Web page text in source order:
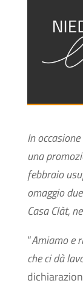
In
una
febbraio
omaggio
Casa Clàt,
“Amiamo e
che ci dà